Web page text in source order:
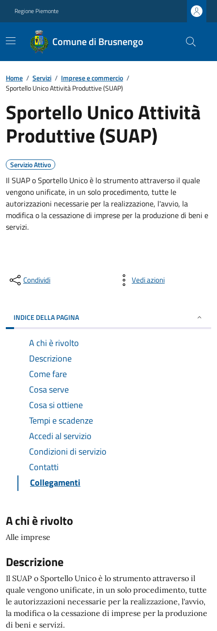
Regione Piemonte
Comune di Brusnengo
Home / Servizi / Imprese e commercio /
Sportello Unico Attività Produttive (SUAP)
Sportello Unico Attività
Produttive (SUAP)
Servizio Attivo
Il SUAP o Sportello Unico è lo strumento attraverso il quale
vengono unificate, in un solo procedimento, tutte le
autorizzazioni necessarie per la realizzazione, l'avvio, la
modifica o la cessazione di imprese per la produzione di beni e
servizi.
Condividi Vedi azioni
INDICE DELLA PAGINA
A chi è rivolto
Descrizione
Come fare
Cosa serve
Cosa si ottiene
Tempi e scadenze
Accedi al servizio
Condizioni di servizio
Contatti
Collegamenti
A chi è rivolto
Alle imprese
Descrizione
Il SUAP o Sportello Unico è lo strumento attraverso il
quale vengono unificate, in un solo procedimento, tutte
le autorizzazioni necessarie per la realizzazione, l'avvio,
la modifica o la cessazione di imprese per la produzione
di beni e servizi.